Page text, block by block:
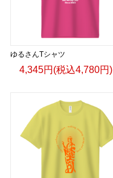
ゆるさんTシャツ
4,345円(税込4,780円)